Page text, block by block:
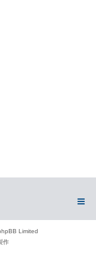
Limited
作